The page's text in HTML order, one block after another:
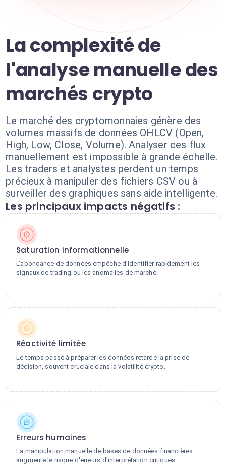
La complexité de
l'analyse manuelle des
marchés crypto
Le marché des cryptomonnaies génère des
volumes massifs de données OHLCV (Open,
High, Low, Close, Volume). Analyser ces flux
manuellement est impossible à grande échelle.
Les traders et analystes perdent un temps
précieux à manipuler des fichiers CSV ou à
surveiller des graphiques sans aide intelligente.
Les principaux impacts négatifs :
Saturation informationnelle
L'abondance de données empêche d'identifier rapidement les
signaux de trading ou les anomalies de marché.
Réactivité limitée
Le temps passé à préparer les données retarde la prise de
décision, souvent cruciale dans la volatilité crypto.
Erreurs humaines
La manipulation manuelle de bases de données financières
augmente le risque d'erreurs d'interprétation critiques.